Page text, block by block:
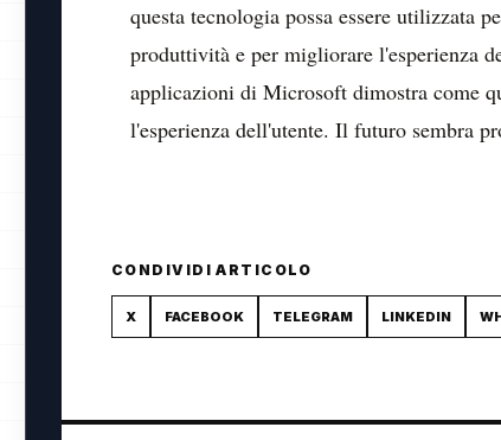
questa tecnologia possa essere utilizzata
produttività e per migliorare l'esperienza
applicazioni di Microsoft dimostra come
l'esperienza dell'utente. Il futuro sembra
CONDIVIDI ARTICOLO
X FACEBOOK TELEGRAM LINKEDIN